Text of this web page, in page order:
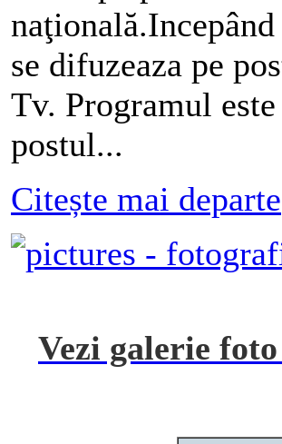
se difuzeaza pe
Tv. Programul
postul...
Citește mai departe
Vezi galerie